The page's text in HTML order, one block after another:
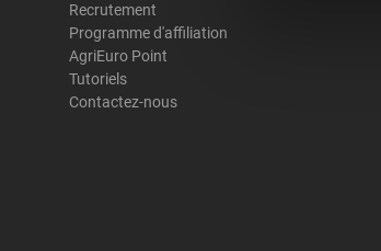
Recrutement
Programme d'affiliation
AgriEuro Point
Tutoriels
Contactez-nous